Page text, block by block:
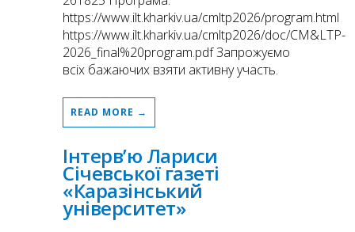
https://www.ilt.kharkiv.ua/cmltp2026/program.html
https://www.ilt.kharkiv.ua/cmltp2026/doc/CM&LTP-
2026_final%20program.pdf Запрожуємо
всіх бажаючих взяти активну участь.
READ MORE →
Інтерв’ю Лариси
Січевської газеті
«Каразінський
університет»